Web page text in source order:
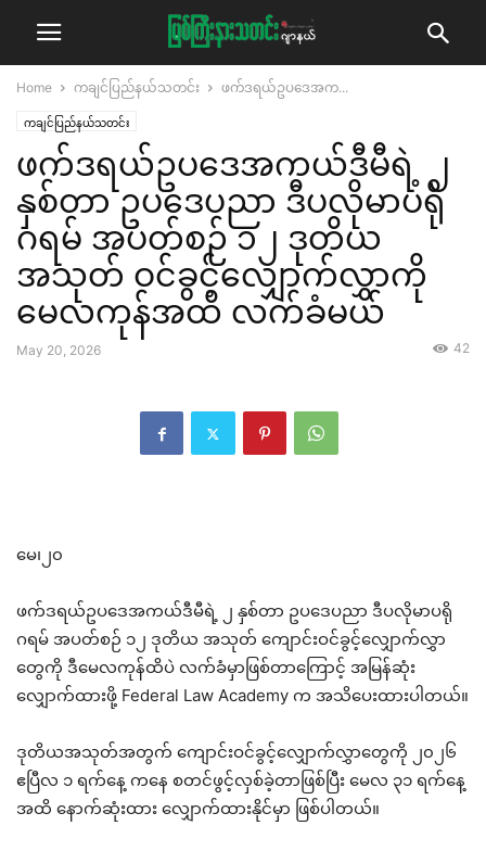
Home ကချင်ပြည်နယ်သတင်း ဖက်ဒရယ်ဥပဒေအက...
ကချင်ပြည်နယ်သတင်း
ဖက်ဒရယ်ဥပဒေအကယ်ဒီမီရဲ့ ၂
နှစ်တာ ဥပဒေပညာ ဒီပလိုမာပရို
ဂရမ် အပတ်စဉ် ၁၂ ဒုတိယ
အသုတ် ဝင်ခွင့်လျှောက်လွှာကို
မေလကုန်အထိ လက်ခံမယ်
May 20, 2026 42
မေ၊၂၀
ဖက်ဒရယ်ဥပဒေအကယ်ဒီမီရဲ့ ၂ နှစ်တာ ဥပဒေပညာ ဒီပလိုမာပရို
ဂရမ် အပတ်စဉ် ၁၂ ဒုတိယ အသုတ် ကျောင်းဝင်ခွင့်လျှောက်လွှာ
တွေကို ဒီမေလကုန်ထိပဲ လက်ခံမှာဖြစ်တာကြောင့် အမြန်ဆုံး
လျှောက်ထားဖို့ Federal Law Academy က အသိပေးထားပါတယ်။
ဒုတိယအသုတ်အတွက် ကျောင်းဝင်ခွင့်လျှောက်လွှာတွေကို ၂၀၂၆
ဧပြီလ ၁ ရက်နေ့ ကနေ စတင်ဖွင့်လှစ်ခဲ့တာဖြစ်ပြီး မေလ ၃၁ ရက်နေ့
အထိ နောက်ဆုံးထား လျှောက်ထားနိုင်မှာ ဖြစ်ပါတယ်။